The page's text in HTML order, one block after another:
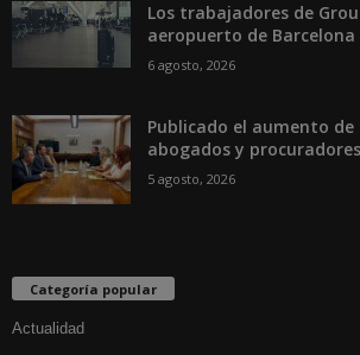
Los trabajadores de
aeropuerto de
6 agosto, 2026
Publicado el aumento
abogados y
5 agosto, 2026
Categoría popular
Actualidad